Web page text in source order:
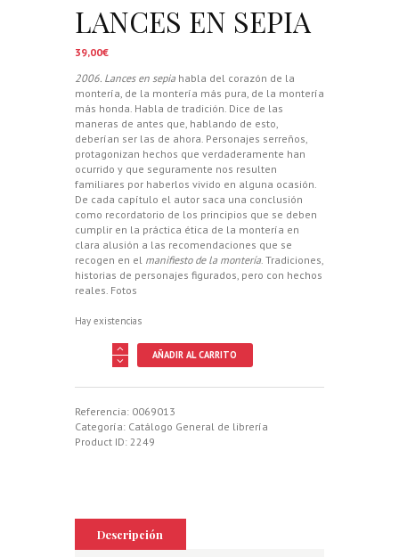
LANCES EN SEPIA
39,00€
2006. Lances en sepia habla del corazón de la
montería, de la montería más pura, de la montería
más honda. Habla de tradición. Dice de las
maneras de antes que, hablando de esto,
deberían ser las de ahora. Personajes serreños,
protagonizan hechos que verdaderamente han
ocurrido y que seguramente nos resulten
familiares por haberlos vivido en alguna ocasión.
De cada capítulo el autor saca una conclusión
como recordatorio de los principios que se deben
cumplir en la práctica ética de la montería en
clara alusión a las recomendaciones que se
recogen en el manifiesto de la montería . Tradiciones,
historias de personajes figurados, pero con hechos
reales. Fotos
Hay existencias
AÑADIR AL CARRITO
Referencia: 0069013
Categoría: Catálogo General de librería
Product ID: 2249
Descripción